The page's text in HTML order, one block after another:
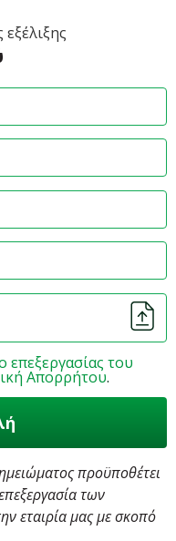
επεξεργασίας του
Απορρήτου.
προϋποθέτει
των
εταιρία μας με σκοπό